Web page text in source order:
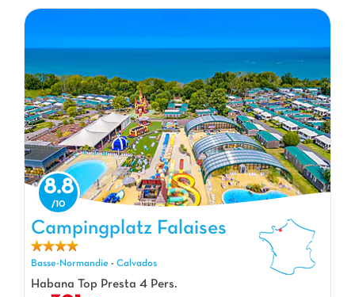
Campingplatz Falaises, Campingplatz Basse-Normandie
8.8
Campingplatz Falaises
Basse-Normandie - Calvados
Habana Top Presta 4 Pers.